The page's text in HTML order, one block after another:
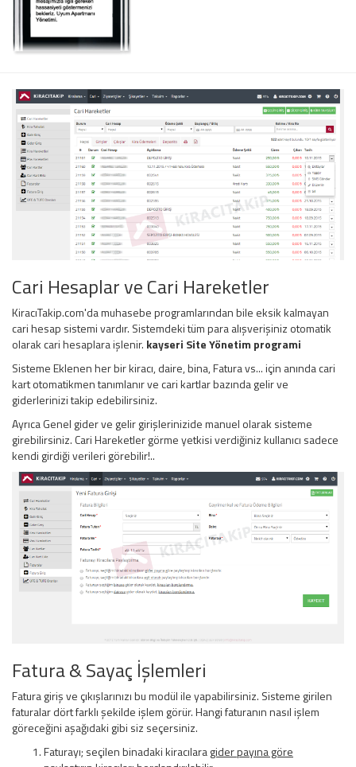
Cari Hesaplar ve Cari Hareketler
KiracıTakip.com'da muhasebe programlarından bile eksik kalmayan
cari hesap sistemi vardır. Sistemdeki tüm para alışverişiniz otomatik
olarak cari hesaplara işlenir. kayseri Site Yönetim programi
Sisteme Eklenen her bir kiracı, daire, bina, Fatura vs... için anında cari
kart otomatikmen tanımlanır ve cari kartlar bazında gelir ve
giderlerinizi takip edebilirsiniz.
Ayrıca Genel gider ve gelir girişlerinizide manuel olarak sisteme
girebilirsiniz. Cari Hareketler görme yetkisi verdiğiniz kullanıcı sadece
kendi girdiği verileri görebilir!..
Fatura & Sayaç İşlemleri
Fatura giriş ve çıkışlarınızı bu modül ile yapabilirsiniz. Sisteme girilen
faturalar dört farklı şekilde işlem görür. Hangi faturanın nasıl işlem
göreceğini aşağıdaki gibi siz seçersiniz.
Faturayı; seçilen binadaki kiracılaragider payına göre